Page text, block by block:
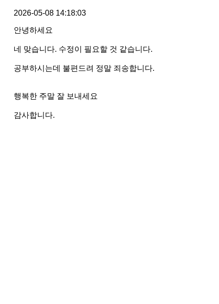
2026-05-08 14:18:03
안녕하세요
네 맞습니다. 수정이 필요할 것 같습니다.
공부하시는데 불편드려 정말 죄송합니다.
행복한 주말 잘 보내세요
감사합니다.